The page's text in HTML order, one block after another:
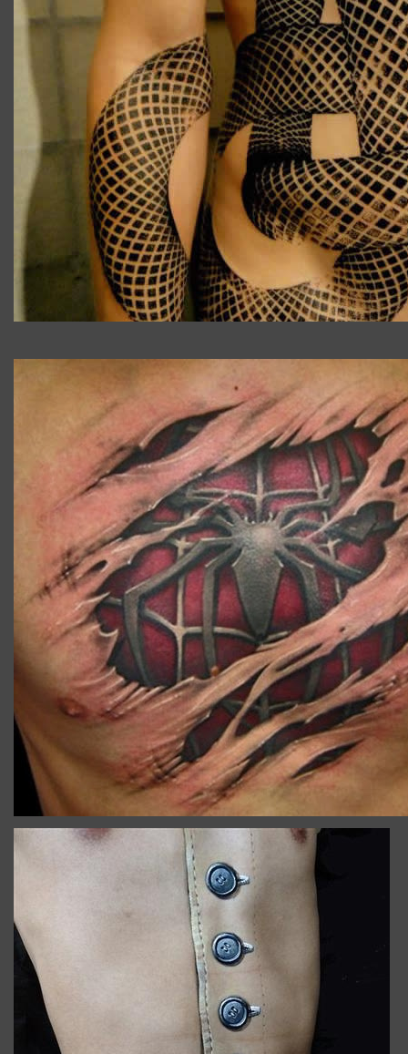
TATOUAGE_ILLUSION_OPTIQUE_SPIDERMAN.JPG
TATOUAGE_ILLUSION_OPTIQUE_VENTRE.JPG